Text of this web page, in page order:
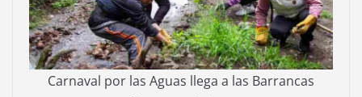
Carnaval por las Aguas llega a las Barrancas